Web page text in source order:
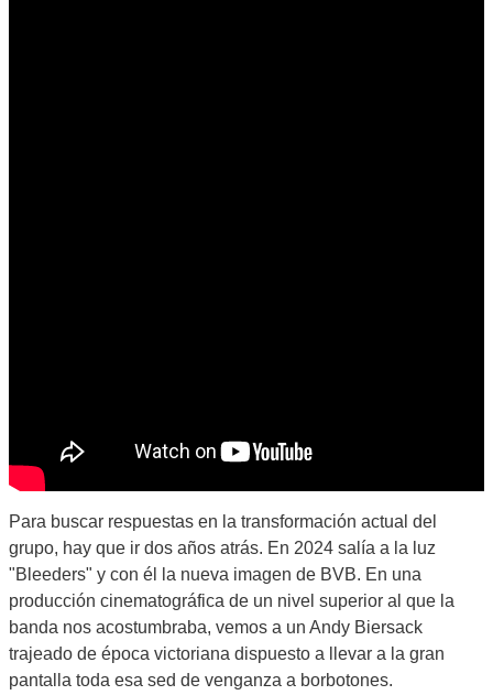
Para buscar respuestas en la transformación actual del
grupo, hay que ir dos años atrás. En 2024 salía a la luz
"Bleeders" y con él la nueva imagen de BVB. En una
producción cinematográfica de un nivel superior al que la
banda nos acostumbraba, vemos a un Andy Biersack
trajeado de época victoriana dispuesto a llevar a la gran
pantalla toda esa sed de venganza a borbotones.